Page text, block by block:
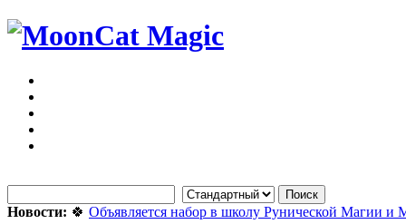
Новости: 🍀 Объявляется набор в школу Рунической Магии и